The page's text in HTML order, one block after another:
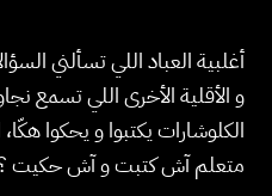
أغلبية العباد اللي تسألني
و الأقلية الأخرى اللي تسمع
الكلوشارات يكتبوا و يحكوا
متعلم آش كتبت و آش حكيت